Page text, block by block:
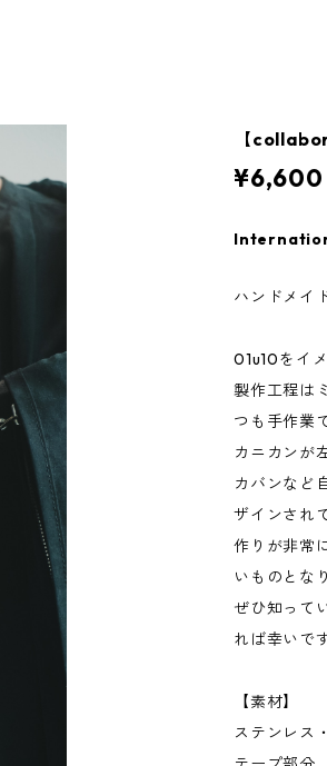
【
¥6,600
ハンドメイ
01u10をイ
製作工程は
つも手作業
カニカンが
カバンなど
ザインされ
作りが非常
いものとな
ぜひ知って
れば幸いで
【素材】
ステンレス